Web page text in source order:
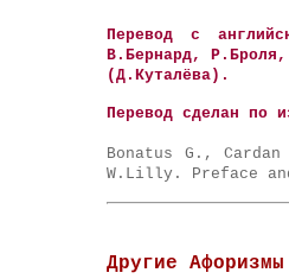
Перевод с
В.Бернард, Р.Броля,
(Д.Куталёва).
Перевод сделан по
Bonatus G.,
W.Lilly. Preface
Другие